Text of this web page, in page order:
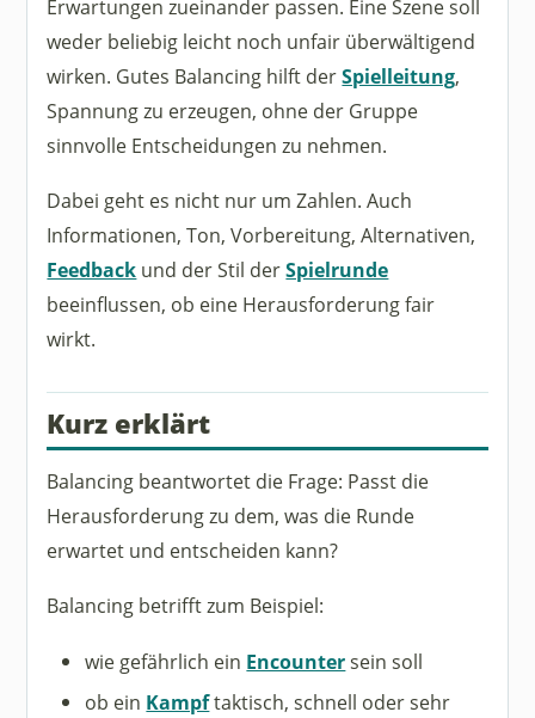
Erwartungen zueinander passen. Eine Szene soll
weder beliebig leicht noch unfair überwältigend
wirken. Gutes Balancing hilft derSpielleitung,
Spannung zu erzeugen, ohne der Gruppe
sinnvolle Entscheidungen zu nehmen.
Dabei geht es nicht nur um Zahlen. Auch
Informationen, Ton, Vorbereitung, Alternativen,
Feedback und der Stil derSpielrunde
beeinflussen, ob eine Herausforderung fair
wirkt.
Kurz erklärt
Balancing beantwortet die Frage: Passt die
Herausforderung zu dem, was die Runde
erwartet und entscheiden kann?
Balancing betrifft zum Beispiel:
wie gefährlich ein Encountersein soll
ob ein Kampftaktisch, schnell oder sehr